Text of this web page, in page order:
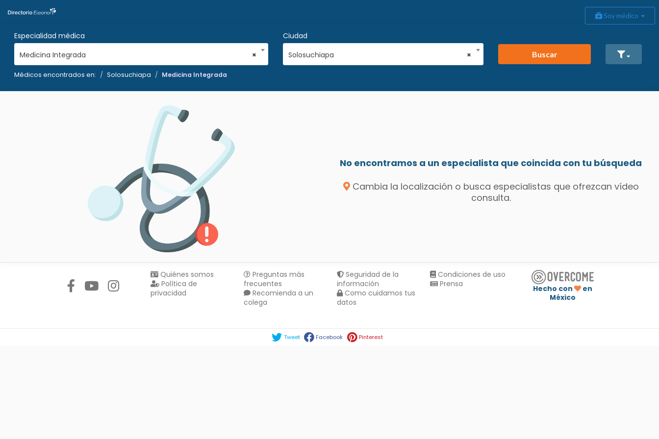
Soy médico
Especialidad médica
×
Medicina Integrada
Ciudad
×
Solosuchiapa Buscar
Médicos encontrados en: Solosuchiapa Medicina Integrada
No encontramos a un especialista que coincida con tu búsqueda
Cambia la localización o busca especialistas que ofrezcan vídeo
consulta.
Quiénes somos
Política de
privacidad
Preguntas más
frecuentes
Recomienda a un
colega
Seguridad de la
información
Como cuidamos tus
datos
Condiciones de uso
Prensa
Hecho con
en
México
Tweet Facebook Pinterest